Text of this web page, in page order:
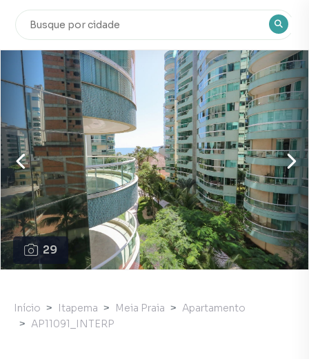
29
Início Itapema Meia Praia
Apartamento
AP11091_INTERP